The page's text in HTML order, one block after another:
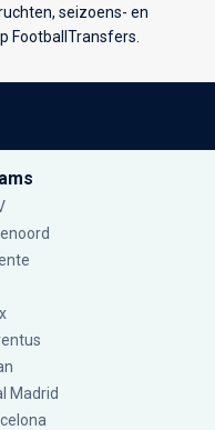
seizoens- en
FootballTransfers.
Madrid